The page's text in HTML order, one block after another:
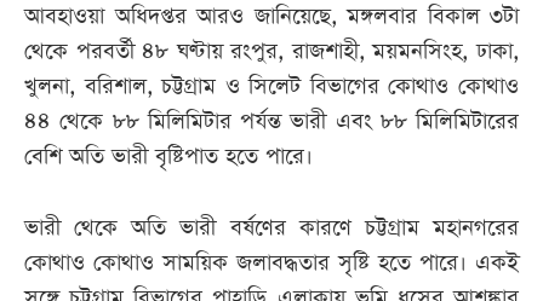
আবহাওয়া অধিদপ্তর আরও জানিয়েছে, মঙ্গলবার বিকাল ৩টা
থেকে পরবর্তী ৪৮ ঘণ্টায় রংপুর, রাজশাহী, ময়মনসিংহ, ঢাকা,
খুলনা, বরিশাল, চট্টগ্রাম ও সিলেট বিভাগের কোথাও কোথাও
৪৪ থেকে ৮৮ মিলিমিটার পর্যন্ত ভারী এবং ৮৮ মিলিমিটারের
বেশি অতি ভারী বৃষ্টিপাত হতে পারে।
ভারী থেকে অতি ভারী বর্ষণের কারণে চট্টগ্রাম মহানগরের
কোথাও কোথাও সাময়িক জলাবদ্ধতার সৃষ্টি হতে পারে। একই